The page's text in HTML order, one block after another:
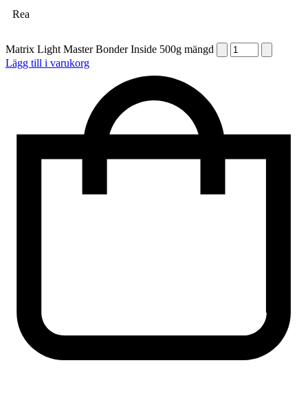
Rea
Matrix Light Master Bonder Inside 500g mängd
Lägg till i varukorg